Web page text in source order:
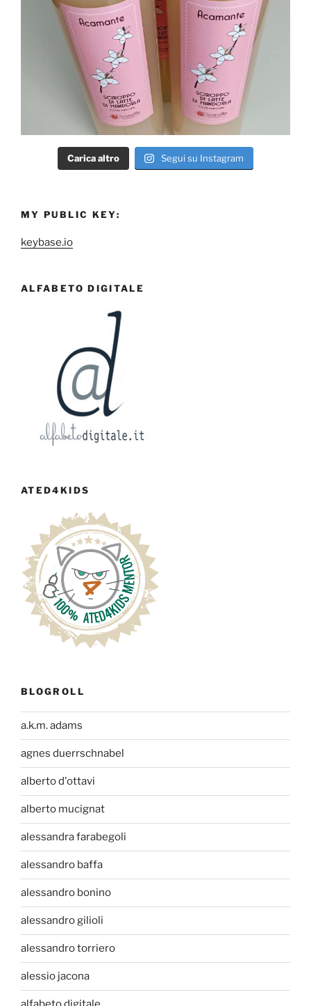
Carica altro Segui su Instagram
MY PUBLIC KEY:
keybase.io
ALFABETO DIGITALE
ATED4KIDS
BLOGROLL
a.k.m. adams
agnes duerrschnabel
alberto d'ottavi
alberto mucignat
alessandra farabegoli
alessandro baffa
alessandro bonino
alessandro gilioli
alessandro torriero
alessio jacona